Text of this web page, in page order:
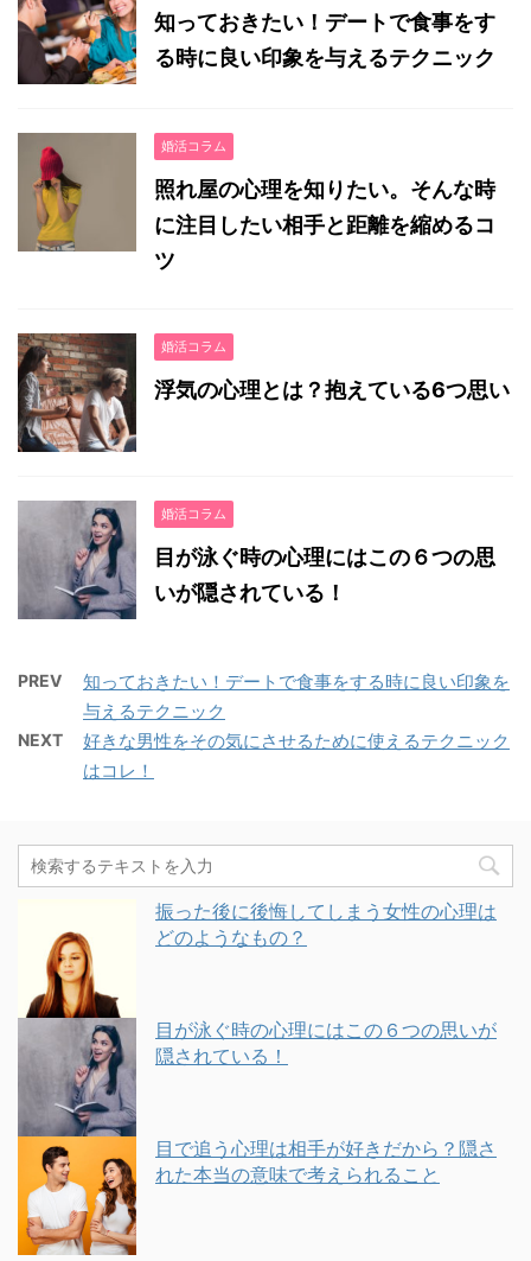
知っておきたい！デートで食事をす
る時に良い印象を与えるテクニック
婚活コラム
照れ屋の心理を知りたい。そんな時
に注目したい相手と距離を縮めるコ
ツ
婚活コラム
浮気の心理とは？抱えている6つ思い
婚活コラム
目が泳ぐ時の心理にはこの６つの思
いが隠されている！
PREV
知っておきたい！デートで食事をする時に良い印象を
与えるテクニック
NEXT
好きな男性をその気にさせるために使えるテクニック
はコレ！
振った後に後悔してしまう女性の心理は
どのようなもの？
目が泳ぐ時の心理にはこの６つの思いが
隠されている！
目で追う心理は相手が好きだから？隠さ
れた本当の意味で考えられること